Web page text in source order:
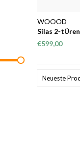
WOOOD
Silas 2-
[fsc]
€599,00
Neueste